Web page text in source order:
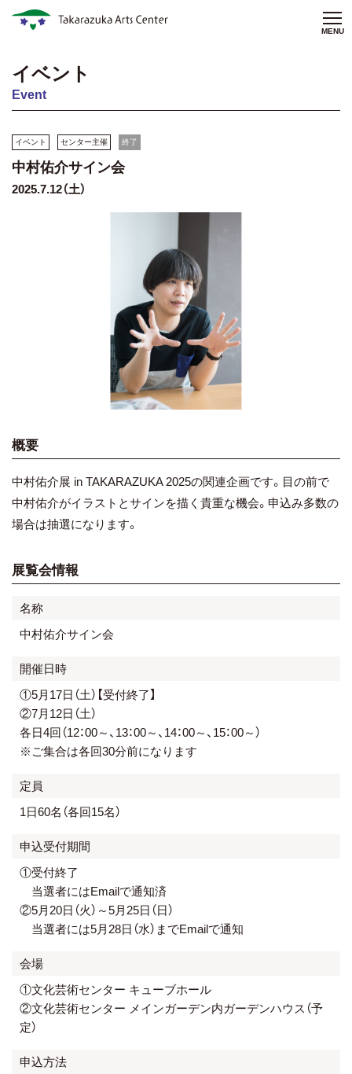
MENU
イベント
Event
イベント センター主催 終了
中村佑介サイン会
2025.7.12（土）
概要
中村佑介展 in TAKARAZUKA 2025の関連企画です。目の前で
中村佑介がイラストとサインを描く貴重な機会。申込み多数の
場合は抽選になります。
展覧会情報
名称
中村佑介サイン会
開催日時
①5月17日（土）【受付終了】
②7月12日（土）
各日4回（12：00～、13：00～、14：00～、15：00～）
※ご集合は各回30分前になります
定員
1日60名（各回15名）
申込受付期間
①受付終了
当選者にはEmailで通知済
②5月20日（火）～5月25日（日）
当選者には5月28日（水）までEmailで通知
会場
①文化芸術センター キューブホール
②文化芸術センター メインガーデン内ガーデンハウス（予
定）
申込方法